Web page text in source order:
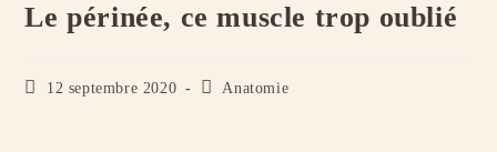
Le périnée, ce muscle trop oublié
12 septembre 2020 Anatomie